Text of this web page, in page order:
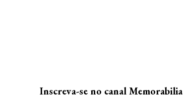
Inscreva-se no canal Memorabilia